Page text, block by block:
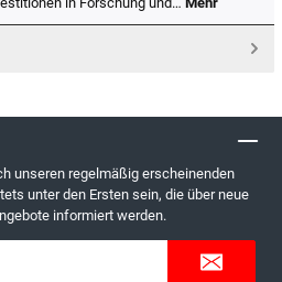
unseren regelmäßig erscheinenden
unter den Ersten sein, die über neue
informiert werden.